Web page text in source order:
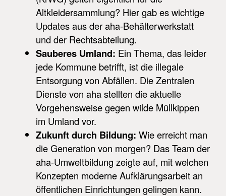
Altkleidersammlung? Hier gab es wichtige
Updates aus der aha-Behälterwerkstatt
und der Rechtsabteilung.
Sauberes Umland: Ein Thema, das leider
jede Kommune betrifft, ist die illegale
Entsorgung von Abfällen. Die Zentralen
Dienste von aha stellten die aktuelle
Vorgehensweise gegen wilde Müllkippen
im Umland vor.
Zukunft durch Bildung: Wie erreicht man
die Generation von morgen? Das Team der
aha-Umweltbildung zeigte auf, mit welchen
Konzepten moderne Aufklärungsarbeit an
öffentlichen Einrichtungen gelingen kann.